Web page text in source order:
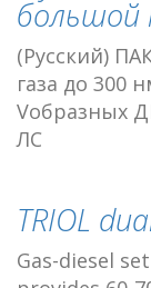
(Русский)
газа до 300
Vобразных
ЛС
TRIOL
Gas-diesel